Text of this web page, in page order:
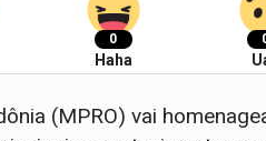
0
Haha
(MPRO) vai